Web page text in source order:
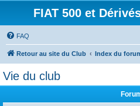
FIAT 500 et
FAQ
Retour au site du Club Index du
Vie du club